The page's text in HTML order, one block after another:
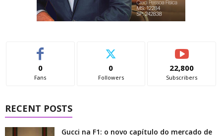
0
Fans
0
Followers
22,800
Subscribers
RECENT POSTS
Gucci na F1: o novo capítulo do mercado de